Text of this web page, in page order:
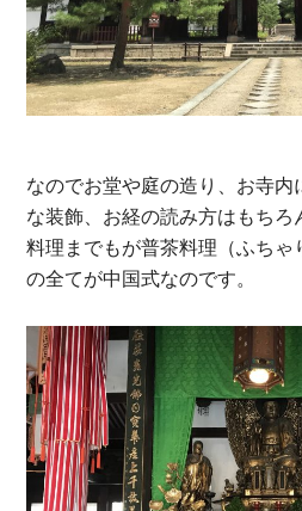
なのでお堂や庭の造り、お寺
な装飾、お経の読み方はもち
料理までもが普茶料理（ふちゃ
の全てが中国式なのです。